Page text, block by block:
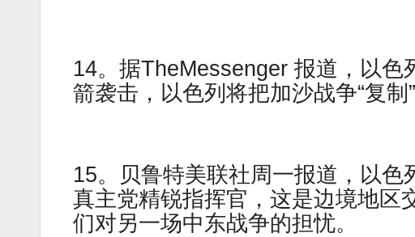
14。据TheMessenger 报道，以色
箭袭击，以色列将把加沙战争“复制
15。贝鲁特美联社周一报道，以
真主党精锐指挥官，这是边境地区
们对另一场中东战争的担忧。